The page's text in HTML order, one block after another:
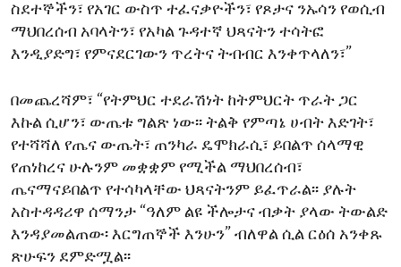
ስደተኞችን፣ የአገር ውስጥ ተፈናቃዮችን፣ የጾታና ንኡሳን የወሲብ
ማህበረሰብ አባላትን፣ የአካል ጉዳተኛ ህጻናትን ተሳትፎ
እንዲያድግ፣ የምናደርገውን ጥረትና ትብብር እንቀጥላለን፣”
በመጨረሻም፣ “የትምህር ተደራሽነት ከትምህርት ጥራት ጋር
እኩል ሲሆን፣ ውጤቱ ግልጽ ነው፡፡ ትልቅ የምጣኔ ሀብት እድገት፣
የተሻሻለ የጤና ውጤት፣ ጠንካራ ዴሞክራሲ፣ ይበልጥ ሰላማዊ
የጠነከረና ሁሉንም መቋቋም የሚችል ማህበረሰብ፣
ጤናማናይበልጥ የተሳካላቸው ህጻናትንም ይፈጥራል፡፡ ያሉት
አስተዳዳሪዋ ሰማንታ “ዓለም ልዩ ችሎታና ብቃት ያላው ትውልድ
እንዳያመልጠው፡ እርግጠኞች እንሁን” ብለዋል ሲል ርዕሰ አንቀጹ
ጽሁፍን ደምድሟል፡፡